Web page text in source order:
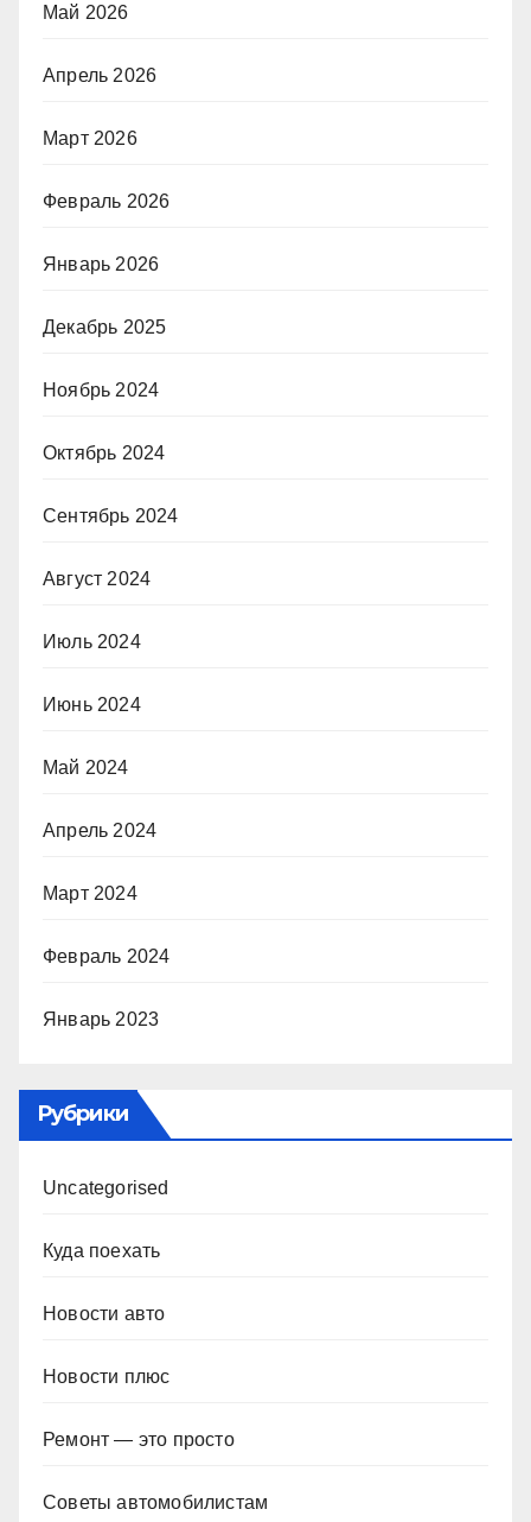
Май 2026
Апрель 2026
Март 2026
Февраль 2026
Январь 2026
Декабрь 2025
Ноябрь 2024
Октябрь 2024
Сентябрь 2024
Август 2024
Июль 2024
Июнь 2024
Май 2024
Апрель 2024
Март 2024
Февраль 2024
Январь 2023
Рубрики
Uncategorised
Куда поехать
Новости авто
Новости плюс
Ремонт — это просто
Советы автомобилистам